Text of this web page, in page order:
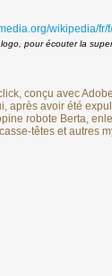
pour écouter la
conçu avec
après avoir été
robote Berta,
têtes et autres